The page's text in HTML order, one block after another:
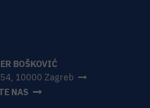
BOŠKOVIĆ
10000 Zagreb
NAS